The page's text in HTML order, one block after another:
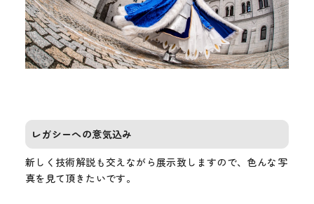
レガシーへの意気込み
新しく技術解説も交えながら展示致しますので、色んな写
真を見て頂きたいです。